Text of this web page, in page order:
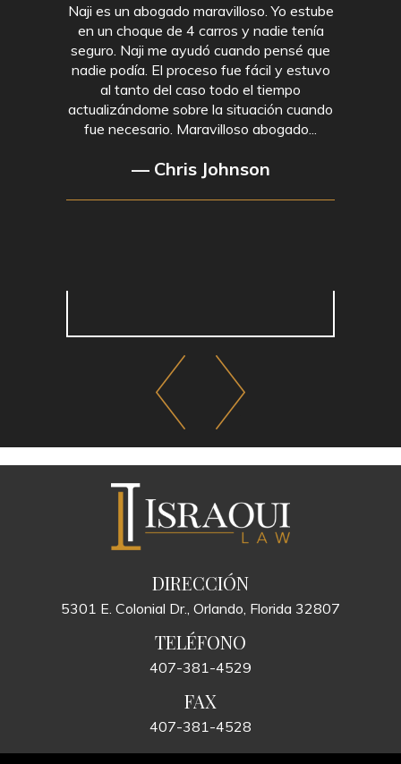
Naji es un abogado maravilloso. Yo estube
en un choque de 4 carros y nadie tenía
seguro. Naji me ayudó cuando pensé que
nadie podía. El proceso fue fácil y estuvo
al tanto del caso todo el tiempo
actualizándome sobre la situación cuando
fue necesario. Maravilloso abogado...
— Chris Johnson
DIRECCIÓN
5301 E. Colonial Dr., Orlando, Florida 32807
TELÉFONO
407-381-4529
FAX
407-381-4528